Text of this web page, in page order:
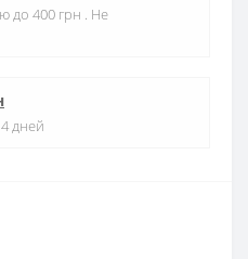
до 400 грн . Не
дней